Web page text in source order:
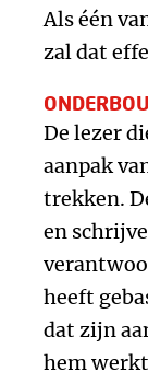
Als één
zal dat
De lezer
aanpak
trekken.
en
heeft
dat zijn
hem